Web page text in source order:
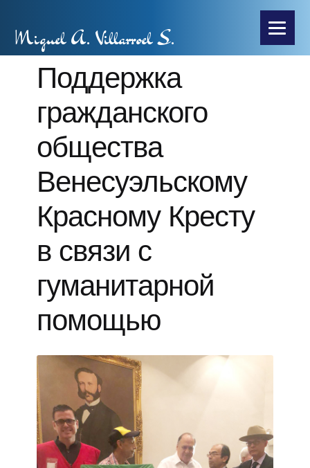
Miguel A. Villarroel S.
Поддержка
гражданского
общества
Венесуэльскому
Красному Кресту
в связи с
гуманитарной
помощью